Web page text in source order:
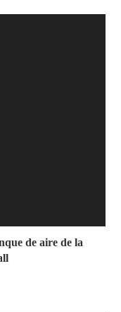
de aire de la